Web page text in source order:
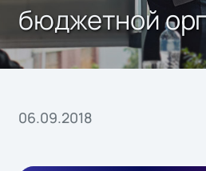
бюджетной
06.09.2018